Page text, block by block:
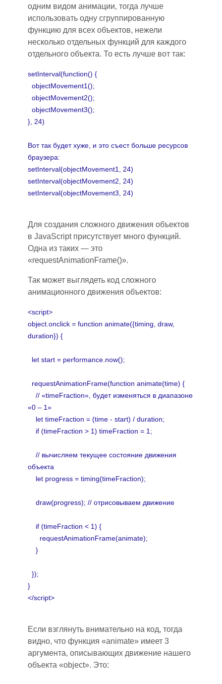
одним видом анимации, тогда лучше
использовать одну сгруппированную
функцию для всех объектов, нежели
несколько отдельных функций для каждого
отдельного объекта. То есть лучше вот так:
setInterval(function() {
objectMovement1();
objectMovement2();
objectMovement3();
}, 24)
Вот так будет хуже и это съест больше ресурсов
браузера:
setInterval(objectMovement1, 24)
setInterval(objectMovement2, 24)
setInterval(objectMovement3, 24)
Для создания сложного движения объектов
в JavaScript присутствует много функций.
Одна из таких — это
«requestAnimationFrame()».
Так может выглядеть код сложного
анимационного движения объектов:
<script>
object.onclick = function animate({timing, draw,
duration}) {
let start = performance.now();
requestAnimationFrame(function animate(time) {
// «timeFraction», будет изменяться в диапазоне
«0 – 1»
let timeFraction = (time - start) / duration;
if (timeFraction > 1) timeFraction = 1;
// вычисляем текущее состояние движения
объекта
let progress = timing(timeFraction);
draw(progress); // отрисовываем движение
if (timeFraction < 1) {
requestAnimationFrame(animate);
}
});
}
</script>
Если взглянуть внимательно на код, тогда
видно, что функция «animate» имеет 3
аргумента, описывающих движение нашего
объекта «object». Это: